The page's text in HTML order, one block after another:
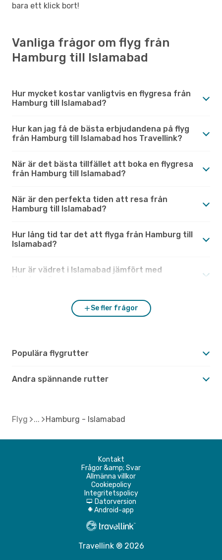
bara ett klick bort!
Vanliga frågor om flyg från
Hamburg till Islamabad
Hur mycket kostar vanligtvis en flygresa från
Hamburg till Islamabad?
Hur kan jag få de bästa erbjudandena på flyg
från Hamburg till Islamabad hos Travellink?
När är det bästa tillfället att boka en flygresa
från Hamburg till Islamabad?
När är den perfekta tiden att resa från
Hamburg till Islamabad?
Hur lång tid tar det att flyga från Hamburg till
Islamabad?
Hur är vädret i Islamabad jämfört med
Se fler frågor
Populära flygrutter
Andra spännande rutter
Flyg Hamburg - Islamabad
Kontakt
Frågor &amp; Svar
Allmänna villkor
Cookiepolicy
Integritetspolicy
d Datorversion
A Android-app
Travellink ® 2026